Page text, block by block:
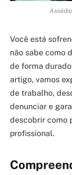
Você está
não sabe como
de forma
artigo, vamos
de trabalho,
denunciar e
descobrir como
profissional.